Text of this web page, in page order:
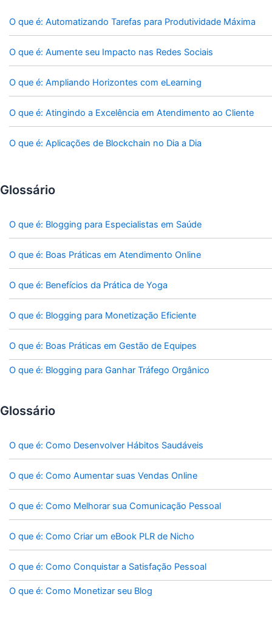
O que é: Automatizando Tarefas para Produtividade Máxima
O que é: Aumente seu Impacto nas Redes Sociais
O que é: Ampliando Horizontes com eLearning
O que é: Atingindo a Excelência em Atendimento ao Cliente
O que é: Aplicações de Blockchain no Dia a Dia
Glossário
O que é: Blogging para Especialistas em Saúde
O que é: Boas Práticas em Atendimento Online
O que é: Benefícios da Prática de Yoga
O que é: Blogging para Monetização Eficiente
O que é: Boas Práticas em Gestão de Equipes
O que é: Blogging para Ganhar Tráfego Orgânico
Glossário
O que é: Como Desenvolver Hábitos Saudáveis
O que é: Como Aumentar suas Vendas Online
O que é: Como Melhorar sua Comunicação Pessoal
O que é: Como Criar um eBook PLR de Nicho
O que é: Como Conquistar a Satisfação Pessoal
O que é: Como Monetizar seu Blog